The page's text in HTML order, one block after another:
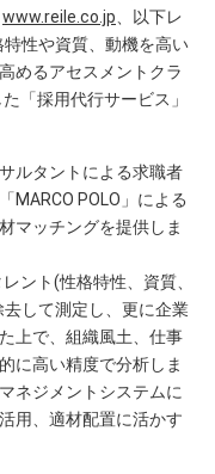
www.reile.co.jp 、以下レ
性や資質、動機を高い
めるアセスメントクラ
「採用代行サービス」
ルタントによる求職者
MARCO POLO」による
マッチングを提供しま
ント(性格特性、資質、
して測定し、更に企業
上で、組織風土、仕事
に高い精度で分析しま
ネジメントシステムに
用、適材配置に活かす